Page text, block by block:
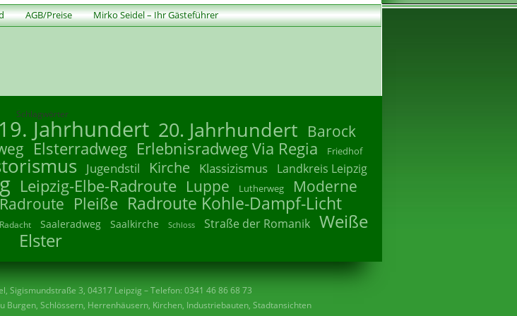
AGB/Preise Mirko Seidel – Ihr Gästeführer
Schlagwörter
19. Jahrhundert 20. Jahrhundert Barock
Elsterradweg Erlebnisradweg Via Regia Friedhof
Jugendstil Kirche Klassizismus Landkreis Leipzig
Leipzig-Elbe-Radroute Luppe Lutherweg Moderne
Pleiße Radroute Kohle-Dampf-Licht
Saaleradweg Saalkirche Schloss Straße der Romanik Weiße
Elster
Sigismundstraße 3, 04317 Leipzig – Telefon: 0341 46 86 68 73
Burgen, Schlössern, Herrenhäusern, Kirchen, Industriebauten, Stadtansichten